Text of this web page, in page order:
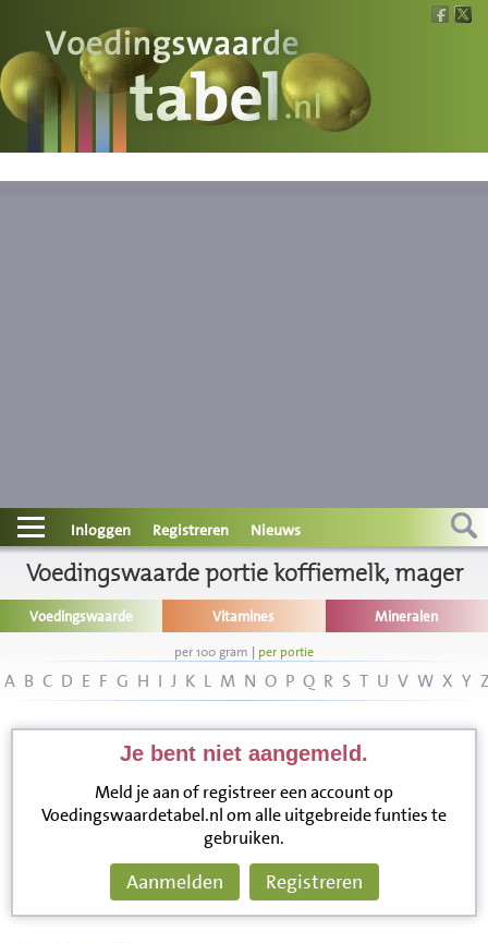
Voedingswaarde
Wat is wat?
Contact
Informatie
Disclaimer
Inloggen Registreren Nieuws
Voedingswaarde portie koffiemelk, mager
Voedingswaarde Vitamines Mineralen
per 100 gram | per portie
A B C D E F G H I J K L M N O P Q R S T U V W X Y
Je bent niet aangemeld.
Meld je aan of registreer een account op
Voedingswaardetabel.nl om alle uitgebreide funties te
gebruiken.
Aanmelden Registreren